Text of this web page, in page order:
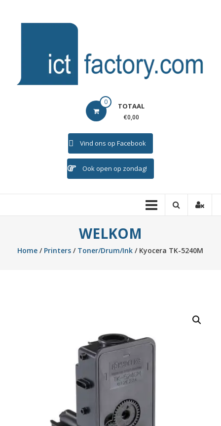
ICTFACTORY 0 TOTAAL
€0,00
Vind ons op Facebook
Ook open op zondag!
WELKOM
Home / Printers / Toner/Drum/Ink / Kyocera TK-5240M